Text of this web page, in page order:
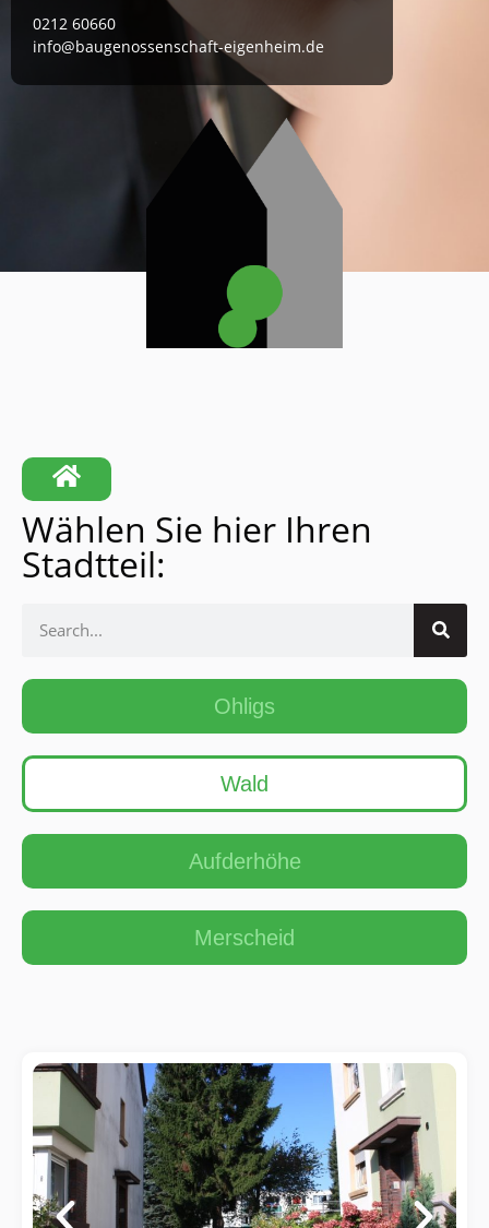
0212 60660
info@baugenossenschaft-eigenheim.de
Wählen Sie hier Ihren
Stadtteil:
Ohligs
Wald
Aufderhöhe
Merscheid